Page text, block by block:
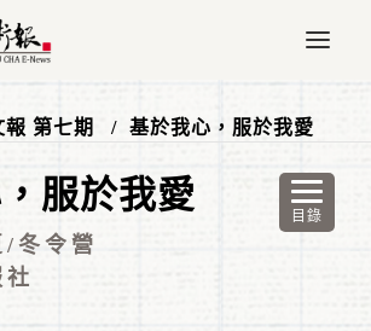
報 第七期 基於我心，服於我愛
服於我愛
令營